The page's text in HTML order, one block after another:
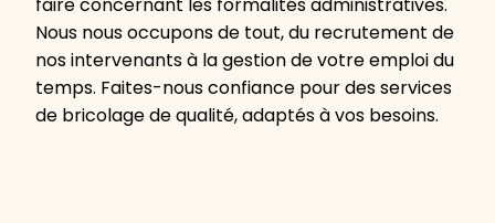
faire concernant les formalités administratives.
Nous nous occupons de tout, du recrutement de
nos intervenants à la gestion de votre emploi du
temps. Faites-nous confiance pour des services
de bricolage de qualité, adaptés à vos besoins.